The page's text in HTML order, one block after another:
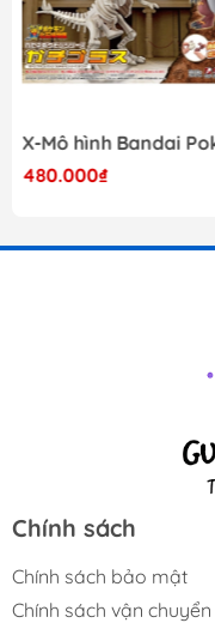
480.000₫
Chính sách
Chính sách bảo mật
Chính sách vận chuyển